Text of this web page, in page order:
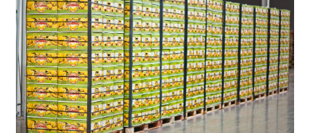
Vertrag widerrufen